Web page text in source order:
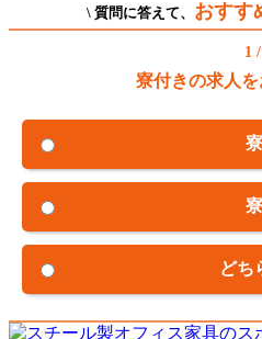
\ 質問に答えて、 おすす
1
寮付きの求人
どち